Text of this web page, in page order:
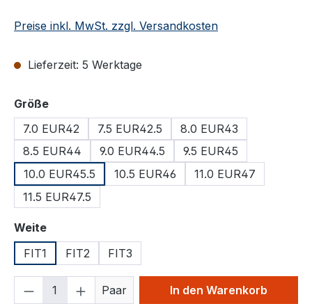
Preise inkl. MwSt. zzgl. Versandkosten
Lieferzeit: 5 Werktage
Größeauswählen
7.0 EUR42
7.5 EUR42.5
8.0 EUR43
8.5 EUR44
9.0 EUR44.5
9.5 EUR45
10.0 EUR45.5
10.5 EUR46
11.0 EUR47
11.5 EUR47.5
Weiteauswählen
FIT1
FIT2 FIT3
Produkt Anzahl: Gib den
Paar In den Warenkorb